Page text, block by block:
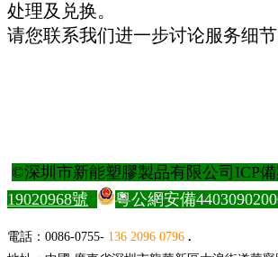
处理及兑换。
请您联系我们进一步讨论服务细节
©深圳市新能塑膠製品有限公司ICP
19020968號
粵公網安備
電話：0086-0755- 136 2096 0796 .